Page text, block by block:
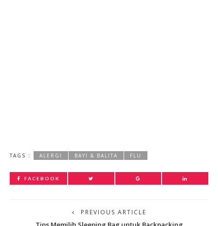
TAGS : ALERGI BAYI & BALITA FLU
FACEBOOK
PREVIOUS ARTICLE